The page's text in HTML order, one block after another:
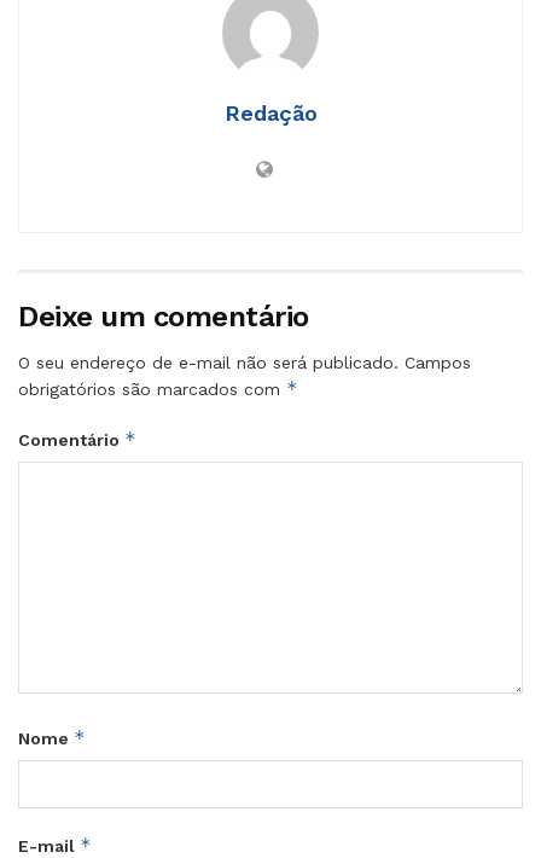
Redação
Deixe um comentário
O seu endereço de e-mail não será publicado. Campos
obrigatórios são marcados com *
Comentário *
Nome *
E-mail *